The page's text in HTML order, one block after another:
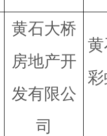
黄石大桥
房地产开
发有限公
司